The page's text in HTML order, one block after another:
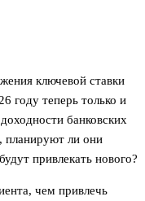
ключевой ставки
году теперь только и
банковских
планируют ли они
привлекать нового?
чем привлечь